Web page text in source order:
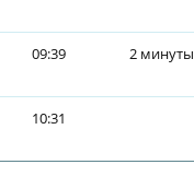
09:39 2 минуты
10:31